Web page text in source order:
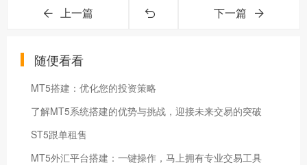
上一篇 下一篇
随便看看
MT5搭建：优化您的投资策略
了解MT5系统搭建的优势与挑战，迎接未来交易的突破
ST5跟单租售
MT5外汇平台搭建：一键操作，马上拥有专业交易工具